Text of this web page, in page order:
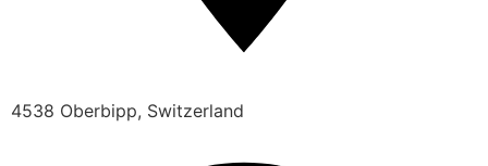
4538 Oberbipp, Switzerland